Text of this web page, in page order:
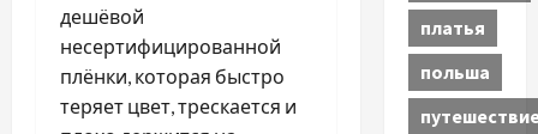
дешёвой
несертифицированной
плёнки, которая быстро
теряет цвет, трескается и
платья
польша